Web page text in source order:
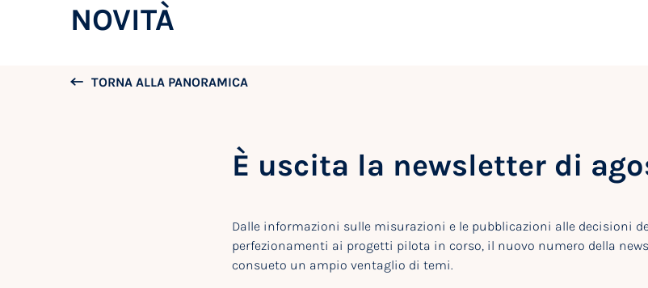
NOVITÀ
TORNA ALLA PANORAMICA
È uscita la newsletter di
Dalle informazioni sulle misurazioni e le pubblicazioni alle decisioni
perfezionamenti ai progetti pilota in corso, il nuovo numero della
consueto un ampio ventaglio di temi.